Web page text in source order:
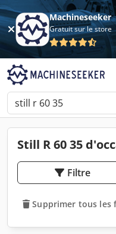
Machineseeker
Gratuit sur le store
Still R 60 35
Filtre
Supprimer tous les